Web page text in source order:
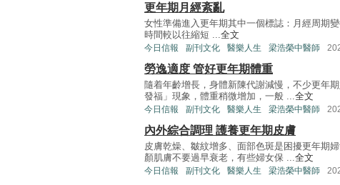
更年期月經紊亂
女性準備進入更年期其中一個標誌：月經周期
時間較以往縮短 ...全文
今日信報 副刊文化 醫樂人生 梁浩榮中醫師
勞逸適度 管好更年期體重
隨着年齡增長，身體新陳代謝減慢，不少更年
發福」現象，體重稍微增加，一般 ...全文
今日信報 副刊文化 醫樂人生 梁浩榮中醫師
內外綜合調理 護養更年期皮膚
皮膚乾燥、皺紋增多、面部色斑是困擾更年期
顏肌膚不要過早衰老，有些婦女保 ...全文
今日信報 副刊文化 醫樂人生 梁浩榮中醫師